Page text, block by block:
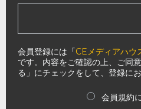
会員登録には「CEメディアハウ
です。内容をご確認の上、ご同
る」にチェックをして、登録に
会員規約